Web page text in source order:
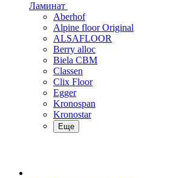
Ламинат
Aberhof
Alpine floor Original
ALSAFLOOR
Berry alloc
Biela CBM
Classen
Clix Floor
Egger
Kronospan
Kronostar
Еще